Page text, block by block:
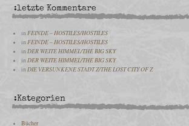
:letzte Kommentare
inFEINDE – HOSTILES/HOSTILES
inFEINDE – HOSTILES/HOSTILES
inDER WEITE HIMMEL/THE BIG SKY
in DER WEITE HIMMEL/THE BIG SKY
inDIE VERSUNKENE STADT Z/THE LOST CITY OF Z
:Kategorien
Bücher